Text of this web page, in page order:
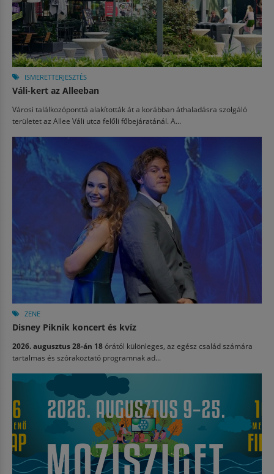
ISMERETTERJESZTÉS
Váli-kert az Alleeban
Városi találkozóponttá alakították át a korábban áthaladásra szolgáló
területet az Allee Váli utca felőli főbejáratánál. A...
ZENE
Disney Piknik koncert és kvíz
2026. augusztus 28-án 18órától különleges, az egész család számára
tartalmas és szórakoztató programnak ad...